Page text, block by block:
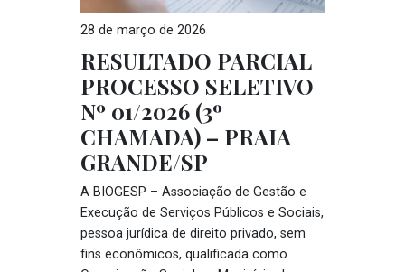
28 de março de 2026
RESULTADO PARCIAL
PROCESSO SELETIVO
Nº 01/2026 (3º
CHAMADA) – PRAIA
GRANDE/SP
A BIOGESP – Associação de Gestão e
Execução de Serviços Públicos e Sociais,
pessoa jurídica de direito privado, sem
fins econômicos, qualificada como